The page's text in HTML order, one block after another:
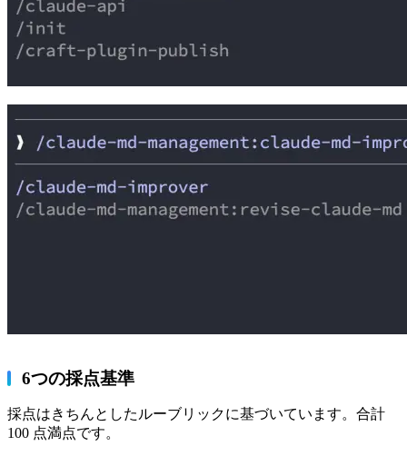
6つの採点基準
採点はきちんとしたルーブリックに基づいています。合計
100 点満点です。